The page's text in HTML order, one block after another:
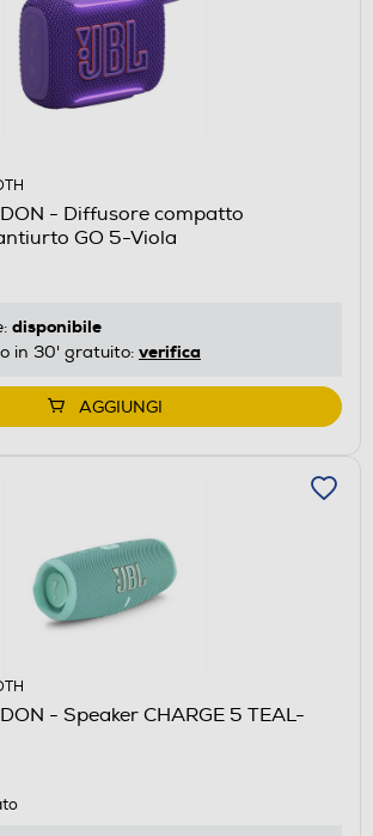
- Diffusore compatto
GO 5-Viola
disponibile
in 30' gratuito: verifica
AGGIUNGI
- Speaker CHARGE 5 TEAL-